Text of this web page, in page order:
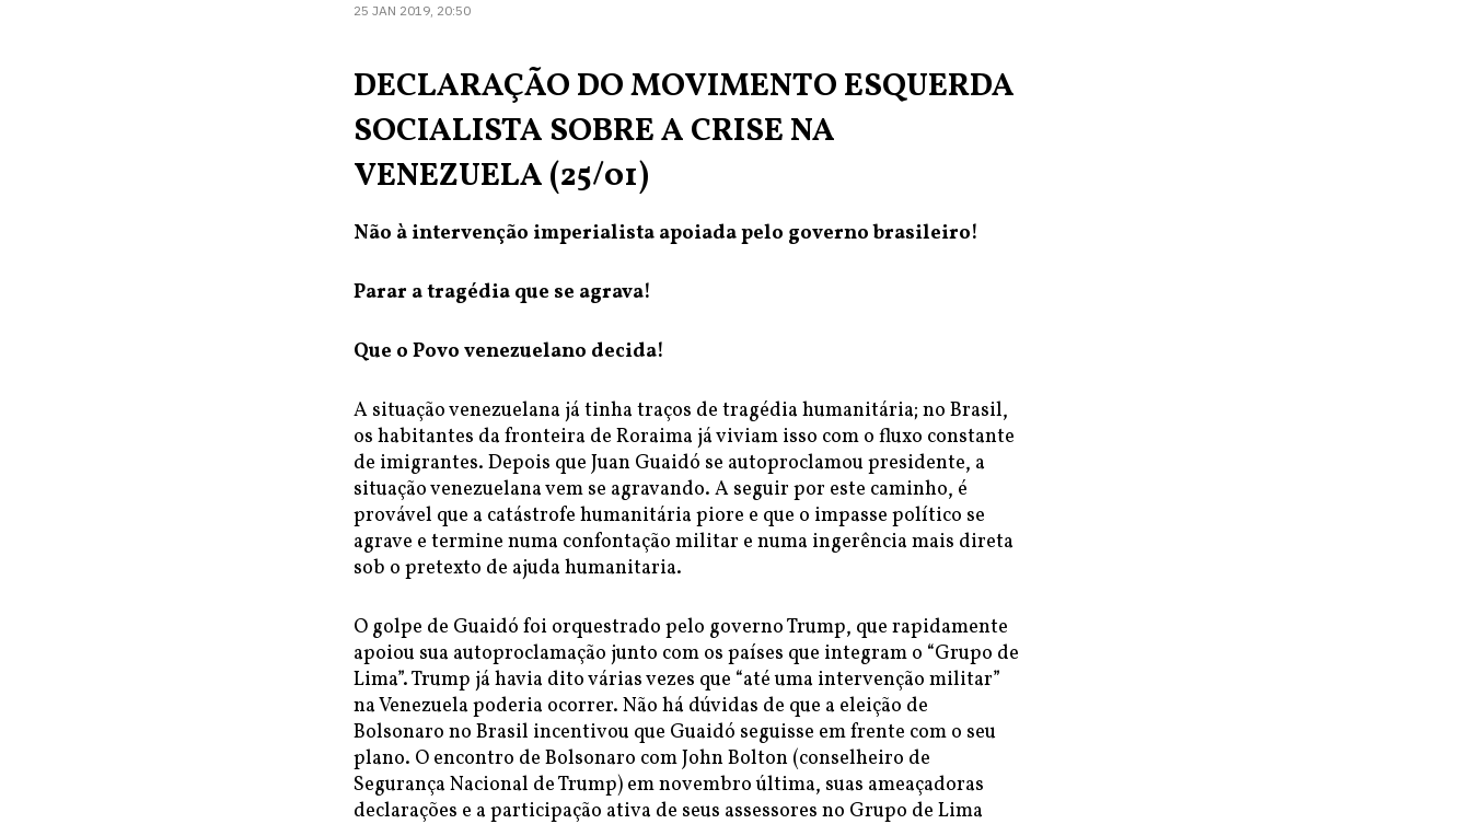
25 JAN 2019, 20:50
DECLARAÇÃO DO MOVIMENTO ESQUERDA
SOCIALISTA SOBRE A CRISE NA
VENEZUELA (25/01)
Não à intervenção imperialista apoiada pelo governo brasileiro!
Parar a tragédia que se agrava!
Que o Povo venezuelano decida!
A situação venezuelana já tinha traços de tragédia humanitária; no Brasil,
os habitantes da fronteira de Roraima já viviam isso com o fluxo constante
de imigrantes. Depois que Juan Guaidó se autoproclamou presidente, a
situação venezuelana vem se agravando. A seguir por este caminho, é
provável que a catástrofe humanitária piore e que o impasse político se
agrave e termine numa confontação militar e numa ingerência mais direta
sob o pretexto de ajuda humanitaria.
O golpe de Guaidó foi orquestrado pelo governo Trump, que rapidamente
apoiou sua autoproclamação junto com os países que integram o “Grupo de
Lima”. Trump já havia dito várias vezes que “até uma intervenção militar”
na Venezuela poderia ocorrer. Não há dúvidas de que a eleição de
Bolsonaro no Brasil incentivou que Guaidó seguisse em frente com o seu
plano. O encontro de Bolsonaro com John Bolton (conselheiro de
Segurança Nacional de Trump) em novembro última, suas ameaçadoras
declarações e a participação ativa de seus assessores no Grupo de Lima